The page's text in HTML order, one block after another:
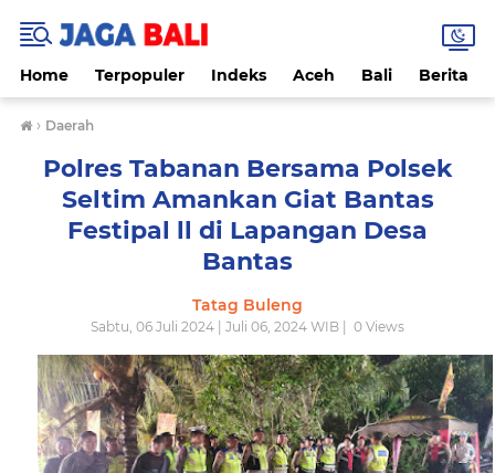
Home Terpopuler Indeks Aceh Bali Berita
› Daerah
Polres Tabanan Bersama Polsek
Seltim Amankan Giat Bantas
Festipal ll di Lapangan Desa
Bantas
Tatag Buleng
Sabtu, 06 Juli 2024 | Juli 06, 2024 WIB | 0 Views